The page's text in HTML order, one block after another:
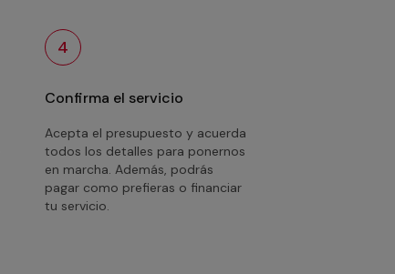
4
Confirma el servicio
Acepta el presupuesto y acuerda
todos los detalles para ponernos
en marcha. Además, podrás
pagar como prefieras o financiar
tu servicio.